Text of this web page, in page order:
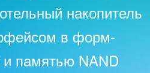
накопитель
в форм-
и памятью NAND